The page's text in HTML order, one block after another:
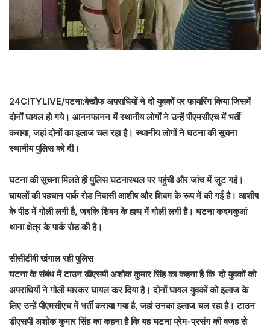
24CITYLIVE/पटना:बेखौफ अपराधियों ने दो युवकों पर फायरिंग किया जिसमें
दोनों घायल हो गये। आननफानन में स्थानीय लोगों ने उन्हें पीएमसीएच में भर्ती
कराया, जहां दोनों का इलाज चल रहा है। स्थानीय लोगों ने घटना की सूचना
स्थानीय पुलिस को दी।
घटना की सूचना मिलते ही पुलिस घटनास्थल पर पहुंची और जांच में जुट गई।
घायलों की पहचान पार्क रोड निवासी आशीष और शिवम के रूप में की गई है। आशीष
के पीठ में गोली लगी है, जबकि शिवम के हाथ में गोली लगी है। घटना कदमकुआं
थाना क्षेत्र के पार्क रोड की है।
सीसीटीवी खंगाल रही पुलिस
घटना के संबंध में टाउन डीएसपी अशोक कुमार सिंह का कहना है कि ‘दो युवकों को
अपराधियों ने गोली मारकर घायल कर दिया है। दोनों घायल युवकों को इलाज के
लिए उन्हें पीएमसीएच में भर्ती कराया गया है, जहां उनका इलाज चल रहा है। टाउन
डीएसपी अशोक कुमार सिंह का कहना है कि यह घटना प्रेम-प्रसंग की वजह से